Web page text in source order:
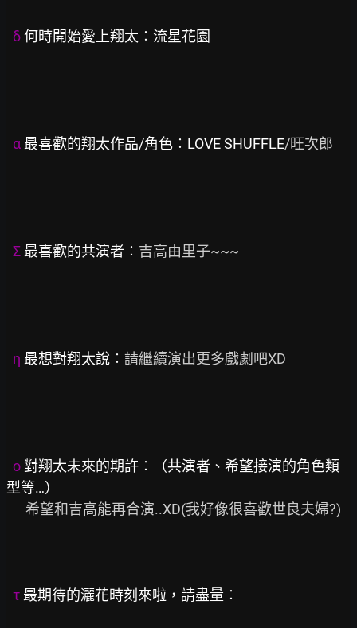
δ 何時開始愛上翔太︰流星花園
α 最喜歡的翔太作品/角色︰LOVE SHUFFLE/旺次郎
Σ 最喜歡的共演者︰ 吉高由里子~~~
η 最想對翔太說︰ 請繼續演出更多戲劇吧XD
ο 對翔太未來的期許︰（共演者、希望接演的角色類
型等…）
τ 最期待的灑花時刻來啦，請盡量︰